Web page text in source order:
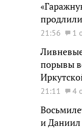
21:56 1
порывы
21:11 4
и